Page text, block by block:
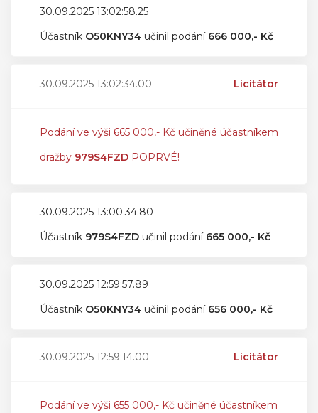
30.09.2025 13:02:58.25
Účastník O50KNY34 učinil podání 666 000,- Kč
30.09.2025 13:02:34.00 Licitátor
Podání ve výši 665 000,- Kč učiněné účastníkem
dražby 979S4FZD POPRVÉ!
30.09.2025 13:00:34.80
Účastník 979S4FZD učinil podání 665 000,- Kč
30.09.2025 12:59:57.89
Účastník O50KNY34 učinil podání 656 000,- Kč
30.09.2025 12:59:14.00 Licitátor
Podání ve výši 655 000,- Kč učiněné účastníkem